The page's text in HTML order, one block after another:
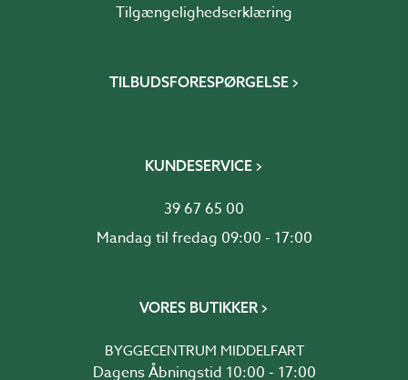
Tilgængelighedserklæring
TILBUDSFORESPØRGELSE
KUNDESERVICE
39 67 65 00
Mandag til fredag 09:00 - 17:00
VORES BUTIKKER
BYGGECENTRUM MIDDELFART
Dagens Åbningstid 10:00 - 17:00